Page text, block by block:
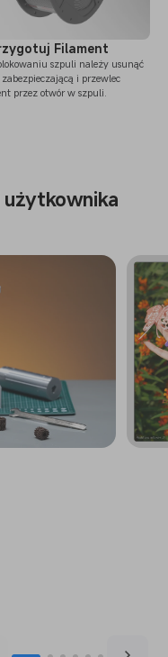
Filament
szpuli należy usunąć
i przewlec
przez otwór w szpuli.
użytkownika